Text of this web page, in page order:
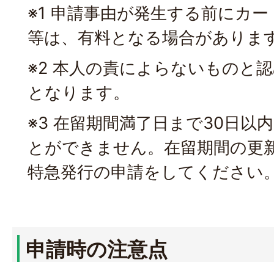
※1 申請事由が発生する前にカ
等は、有料となる場合がありま
※2 本人の責によらないものと
となります。
※3 在留期間満了日まで30日以
とができません。在留期間の更
特急発行の申請をしてください
申請時の注意点